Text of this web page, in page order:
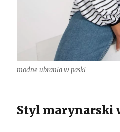
modne ubrania w paski
Styl marynarski